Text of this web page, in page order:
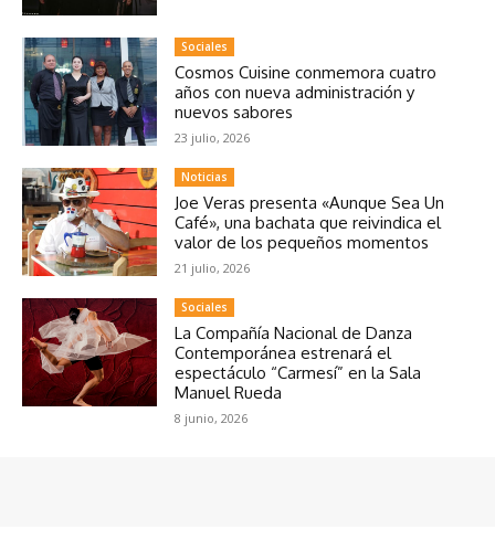
Sociales
Cosmos Cuisine conmemora cuatro
años con nueva administración y
nuevos sabores
23 julio, 2026
Noticias
Joe Veras presenta «Aunque Sea Un
Café», una bachata que reivindica el
valor de los pequeños momentos
21 julio, 2026
Sociales
La Compañía Nacional de Danza
Contemporánea estrenará el
espectáculo “Carmesí” en la Sala
Manuel Rueda
8 junio, 2026